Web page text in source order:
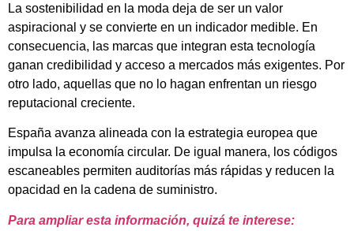
La sostenibilidad en la moda deja de ser un valor
aspiracional y se convierte en un indicador medible. En
consecuencia, las marcas que integran esta tecnología
ganan credibilidad y acceso a mercados más exigentes. Por
otro lado, aquellas que no lo hagan enfrentan un riesgo
reputacional creciente.
España avanza alineada con la estrategia europea que
impulsa la economía circular. De igual manera, los códigos
escaneables permiten auditorías más rápidas y reducen la
opacidad en la cadena de suministro.
Para ampliar esta información, quizá te interese: